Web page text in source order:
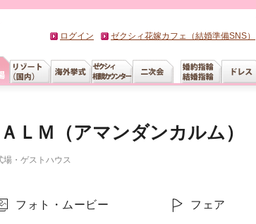
ログイン ゼクシィ花嫁カフェ（結婚準備SNS）
ＬＭ（アマンダンカルム）
場・ゲストハウス
フォト・ムービー フェア